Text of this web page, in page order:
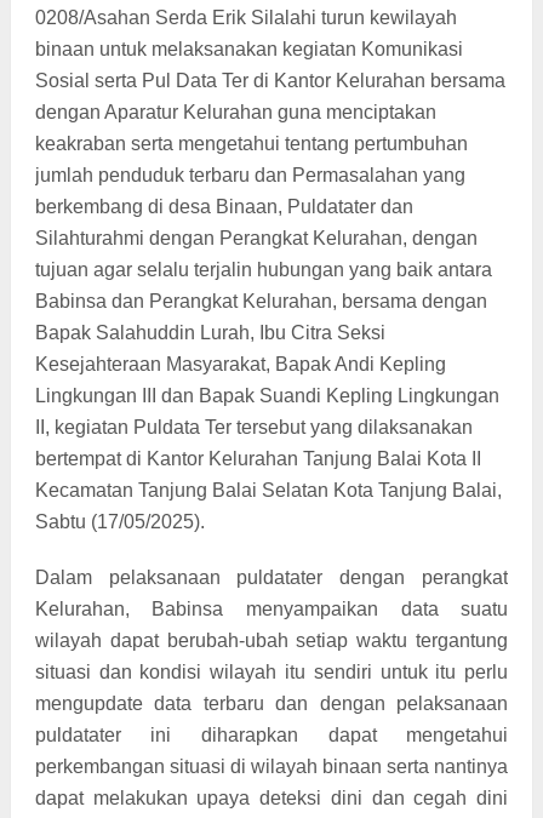
0208/Asahan Serda Erik Silalahi turun kewilayah
binaan untuk melaksanakan kegiatan Komunikasi
Sosial serta Pul Data Ter di Kantor Kelurahan bersama
dengan Aparatur Kelurahan guna menciptakan
keakraban serta mengetahui tentang pertumbuhan
jumlah penduduk terbaru dan Permasalahan yang
berkembang di desa Binaan, Puldatater dan
Silahturahmi dengan Perangkat Kelurahan, dengan
tujuan agar selalu terjalin hubungan yang baik antara
Babinsa dan Perangkat Kelurahan, bersama dengan
Bapak Salahuddin Lurah, Ibu Citra Seksi
Kesejahteraan Masyarakat, Bapak Andi Kepling
Lingkungan III dan Bapak Suandi Kepling Lingkungan
II, kegiatan Puldata Ter tersebut yang dilaksanakan
bertempat di Kantor Kelurahan Tanjung Balai Kota II
Kecamatan Tanjung Balai Selatan Kota Tanjung Balai,
Sabtu (17/05/2025).
Dalam pelaksanaan puldatater dengan perangkat
Kelurahan, Babinsa menyampaikan data suatu
wilayah dapat berubah-ubah setiap waktu tergantung
situasi dan kondisi wilayah itu sendiri untuk itu perlu
mengupdate data terbaru dan dengan pelaksanaan
puldatater ini diharapkan dapat mengetahui
perkembangan situasi di wilayah binaan serta nantinya
dapat melakukan upaya deteksi dini dan cegah dini